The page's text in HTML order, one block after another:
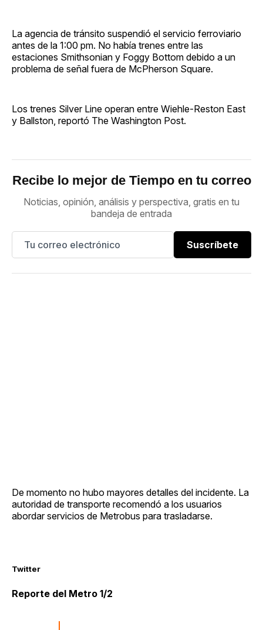
La agencia de tránsito suspendió el servicio ferroviario
antes de la 1:00 pm. No había trenes entre las
estaciones Smithsonian y Foggy Bottom debido a un
problema de señal fuera de McPherson Square.
Los trenes Silver Line operan entre Wiehle-Reston East
y Ballston, reportó The Washington Post.
Recibe lo mejor de Tiempo en tu correo
Noticias, opinión, análisis y perspectiva, gratis en tu
bandeja de entrada
Suscríbete
De momento no hubo mayores detalles del incidente. La
autoridad de transporte recomendó a los usuarios
abordar servicios de Metrobus para trasladarse.
Twitter
Reporte del Metro 1/2